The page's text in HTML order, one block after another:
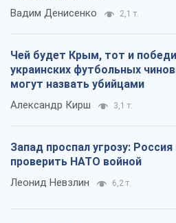
Вадим Денисенко 2,1 т.
Чей будет Крым, тот и
украинских футбольных
могут назвать убийцами
Александр Кирш 3,1 т.
Запад проспал угрозу:
проверить НАТО войной
Леонид Невзлин 6,2 т.